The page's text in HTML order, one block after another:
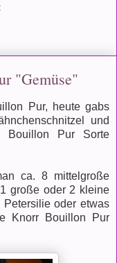
"Gemüse"
Pur, heute gabs
und
Pur Sorte
ca. 8 mittelgroße
große oder 2 kleine
Petersilie oder etwas
Knorr Bouillon Pur